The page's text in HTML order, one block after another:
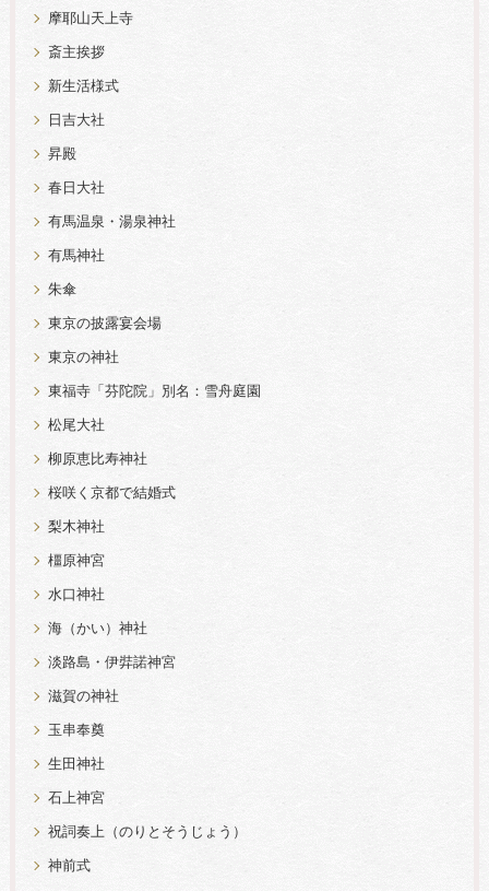
摩耶山天上寺
斎主挨拶
新生活様式
日吉大社
昇殿
春日大社
有馬温泉・湯泉神社
有馬神社
朱傘
東京の披露宴会場
東京の神社
東福寺「芬陀院」別名：雪舟庭園
松尾大社
柳原恵比寿神社
桜咲く京都で結婚式
梨木神社
橿原神宮
水口神社
海（かい）神社
淡路島・伊弉諾神宮
滋賀の神社
玉串奉奠
生田神社
石上神宮
祝詞奏上（のりとそうじょう）
神前式